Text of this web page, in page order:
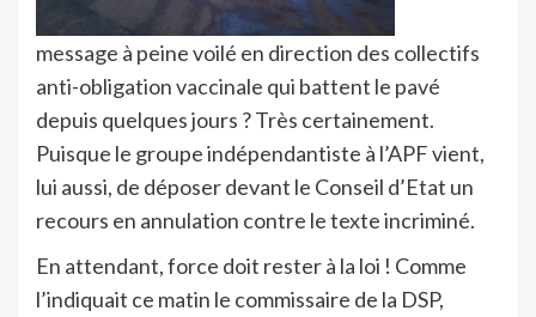
message à peine voilé en direction des collectifs
anti-obligation vaccinale qui battent le pavé
depuis quelques jours ? Très certainement.
Puisque le groupe indépendantiste à l’APF vient,
lui aussi, de déposer devant le Conseil d’Etat un
recours en annulation contre le texte incriminé.
En attendant, force doit rester à la loi ! Comme
l’indiquait ce matin le commissaire de la DSP,